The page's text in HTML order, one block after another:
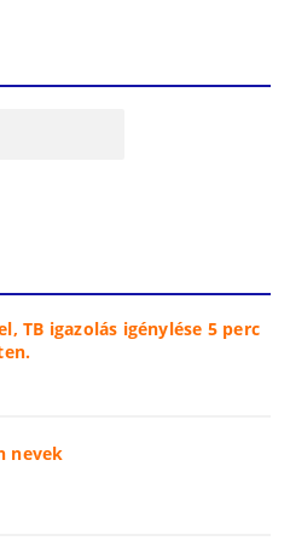
TB igazolás igénylése 5 perc
nevek